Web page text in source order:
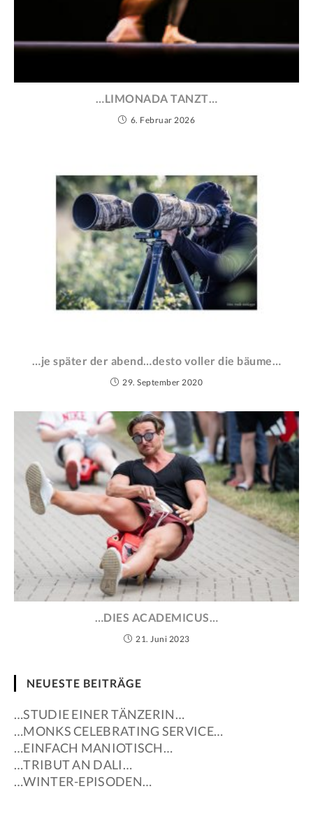
…LIMONADA TANZT…
6. Februar 2026
…je später der abend…desto voller die bäume…
29. September 2020
…DIES ACADEMICUS…
21. Juni 2023
NEUESTE BEITRÄGE
…STUDIE EINER TÄNZERIN…
…MONKS CELEBRATING SERVICE…
…EINFACH MANIOTISCH…
…TRIBUT AN DALI…
…WINTER-EPISODEN…